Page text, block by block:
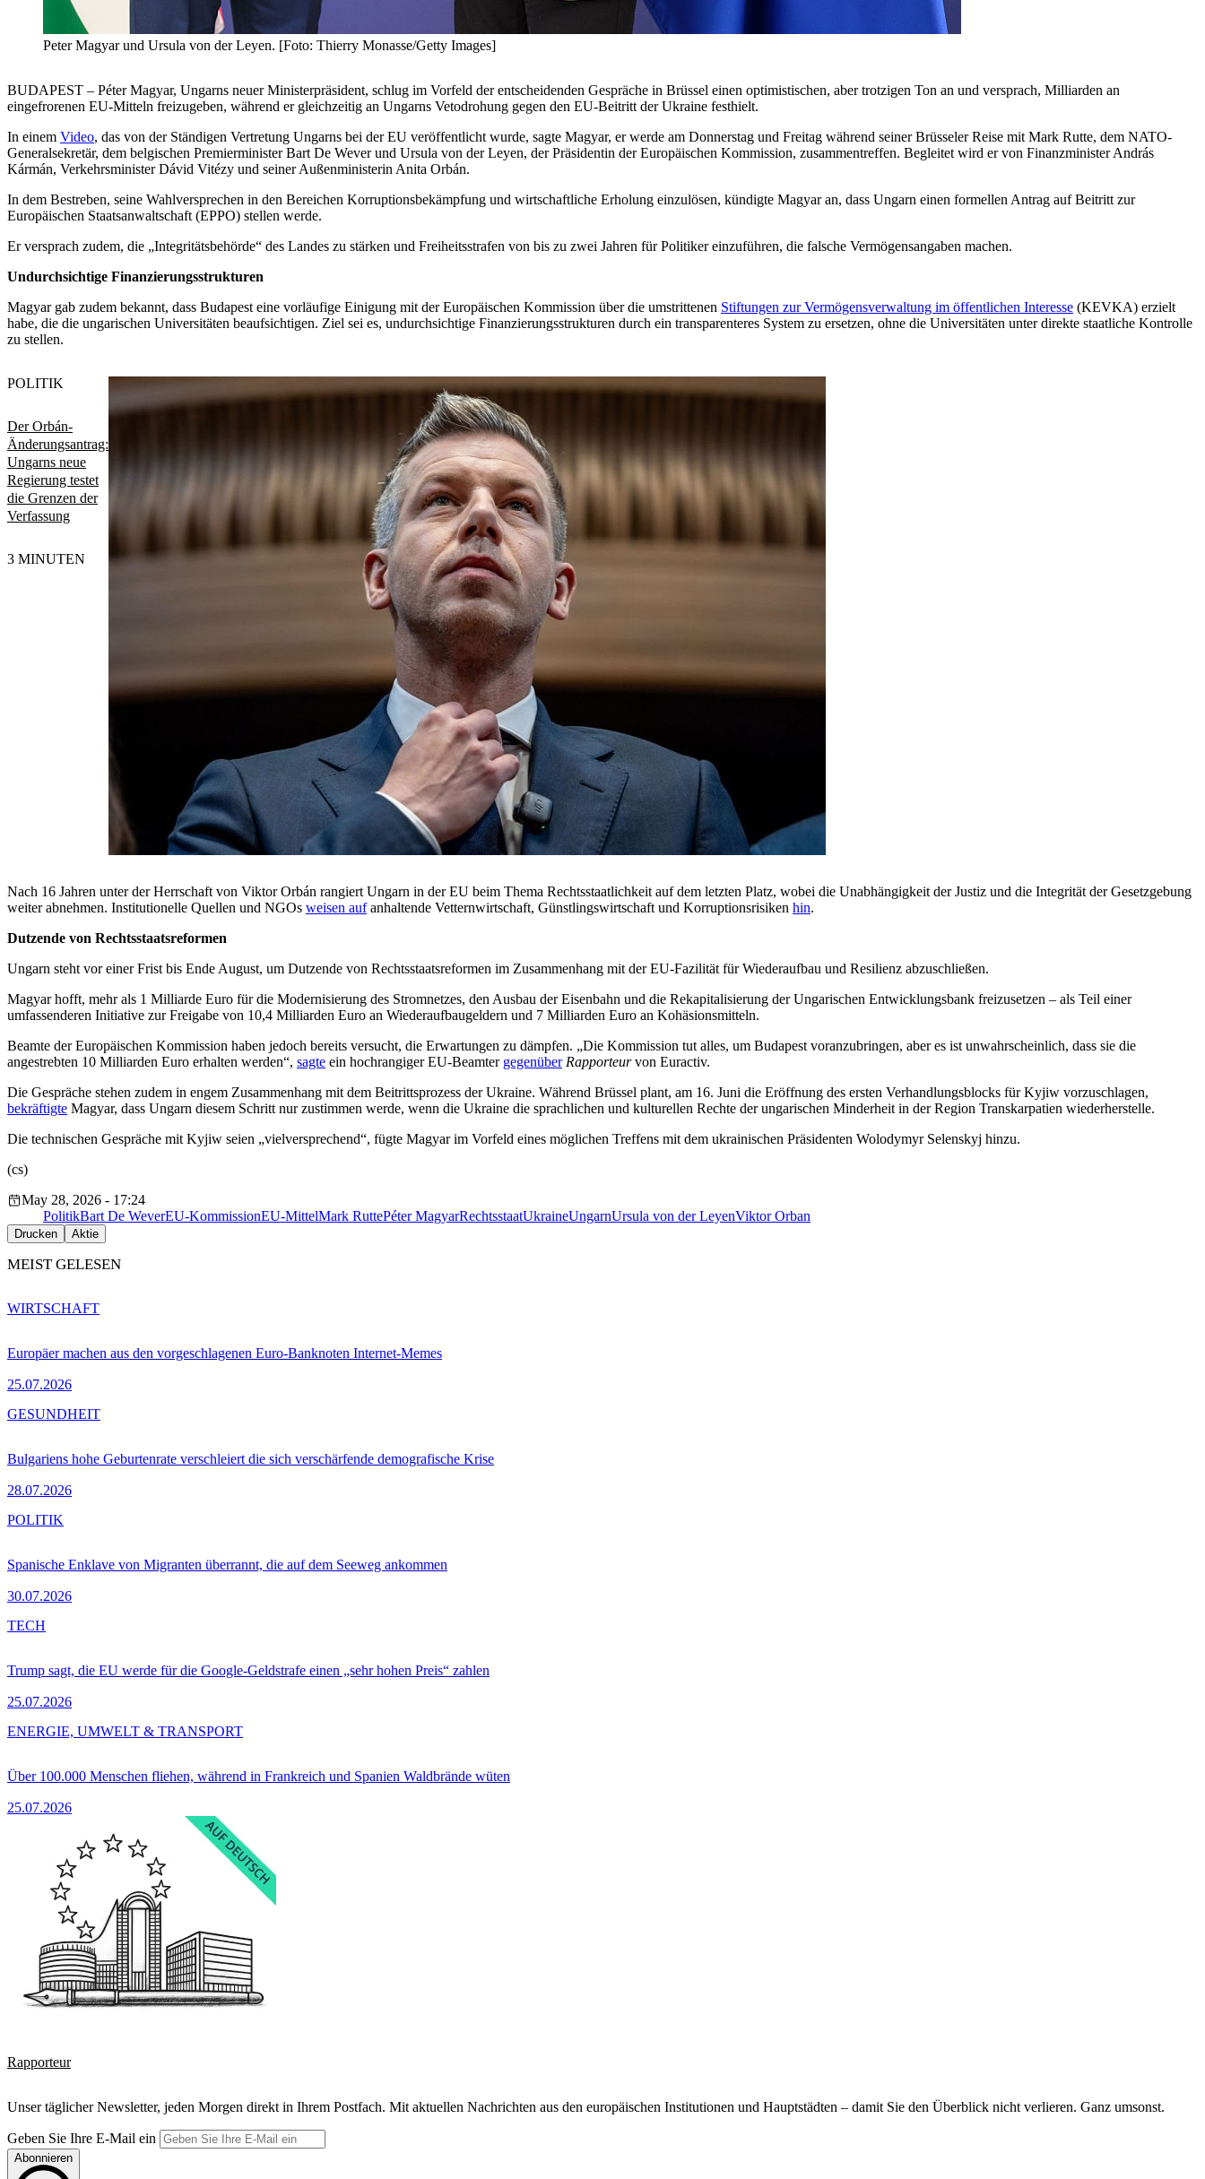
Peter Magyar und Ursula von der Leyen. [Foto: Thierry Monasse/Getty Images]
BUDAPEST – Péter Magyar, Ungarns neuer Ministerpräsident, schlug im Vorfeld der entscheidenden Gespräche in Brüssel einen optimistischen, aber trotzigen Ton an und versprach, Milliarden an
eingefrorenen EU-Mitteln freizugeben, während er gleichzeitig an Ungarns Vetodrohung gegen den EU-Beitritt der Ukraine festhielt.
In einem Video, das von der Ständigen Vertretung Ungarns bei der EU veröffentlicht wurde, sagte Magyar, er werde am Donnerstag und Freitag während seiner Brüsseler Reise mit Mark Rutte, dem NATO-
Generalsekretär, dem belgischen Premierminister Bart De Wever und Ursula von der Leyen, der Präsidentin der Europäischen Kommission, zusammentreffen. Begleitet wird er von Finanzminister András
Kármán, Verkehrsminister Dávid Vitézy und seiner Außenministerin Anita Orbán.
In dem Bestreben, seine Wahlversprechen in den Bereichen Korruptionsbekämpfung und wirtschaftliche Erholung einzulösen, kündigte Magyar an, dass Ungarn einen formellen Antrag auf Beitritt zur
Europäischen Staatsanwaltschaft (EPPO) stellen werde.
Er versprach zudem, die „Integritätsbehörde“ des Landes zu stärken und Freiheitsstrafen von bis zu zwei Jahren für Politiker einzuführen, die falsche Vermögensangaben machen.
Undurchsichtige Finanzierungsstrukturen
Magyar gab zudem bekannt, dass Budapest eine vorläufige Einigung mit der Europäischen Kommission über die umstrittenen Stiftungen zur Vermögensverwaltung im öffentlichen Interesse (KEVKA) erzielt
habe, die die ungarischen Universitäten beaufsichtigen. Ziel sei es, undurchsichtige Finanzierungsstrukturen durch ein transparenteres System zu ersetzen, ohne die Universitäten unter direkte staatliche Kontrolle
zu stellen.
Der Orbán-
Änderungsantrag:
Ungarns neue
Regierung testet
die Grenzen der
Verfassung
POLITIK
3 MINUTEN
Nach 16 Jahren unter der Herrschaft von Viktor Orbán rangiert Ungarn in der EU beim Thema Rechtsstaatlichkeit auf dem letzten Platz, wobei die Unabhängigkeit der Justiz und die Integrität der Gesetzgebung
weiter abnehmen. Institutionelle Quellen und NGOs weisen aufanhaltende Vetternwirtschaft, Günstlingswirtschaft und Korruptionsrisiken hin.
Dutzende von Rechtsstaatsreformen
Ungarn steht vor einer Frist bis Ende August, um Dutzende von Rechtsstaatsreformen im Zusammenhang mit der EU-Fazilität für Wiederaufbau und Resilienz abzuschließen.
Magyar hofft, mehr als 1 Milliarde Euro für die Modernisierung des Stromnetzes, den Ausbau der Eisenbahn und die Rekapitalisierung der Ungarischen Entwicklungsbank freizusetzen – als Teil einer
umfassenderen Initiative zur Freigabe von 10,4 Milliarden Euro an Wiederaufbaugeldern und 7 Milliarden Euro an Kohäsionsmitteln.
Beamte der Europäischen Kommission haben jedoch bereits versucht, die Erwartungen zu dämpfen. „Die Kommission tut alles, um Budapest voranzubringen, aber es ist unwahrscheinlich, dass sie die
angestrebten 10 Milliarden Euro erhalten werden“, sagte ein hochrangiger EU-Beamter gegenüber Rapporteurvon Euractiv.
Die Gespräche stehen zudem in engem Zusammenhang mit dem Beitrittsprozess der Ukraine. Während Brüssel plant, am 16. Juni die Eröffnung des ersten Verhandlungsblocks für Kyjiw vorzuschlagen,
bekräftigte Magyar, dass Ungarn diesem Schritt nur zustimmen werde, wenn die Ukraine die sprachlichen und kulturellen Rechte der ungarischen Minderheit in der Region Transkarpatien wiederherstelle.
Die technischen Gespräche mit Kyjiw seien „vielversprechend“, fügte Magyar im Vorfeld eines möglichen Treffens mit dem ukrainischen Präsidenten Wolodymyr Selenskyj hinzu.
(cs)
May 28, 2026 - 17:24
PolitikBart De WeverEU-KommissionEU-MittelMark RuttePéter MagyarRechtsstaatUkraineUngarnUrsula von der LeyenViktor Orban
Drucken Aktie
MEIST GELESEN
Europäer machen aus den vorgeschlagenen Euro-Banknoten Internet-Memes
25.07.2026
WIRTSCHAFT
Bulgariens hohe Geburtenrate verschleiert die sich verschärfende demografische Krise
28.07.2026
GESUNDHEIT
Spanische Enklave von Migranten überrannt, die auf dem Seeweg ankommen
30.07.2026
POLITIK
Trump sagt, die EU werde für die Google-Geldstrafe einen „sehr hohen Preis“ zahlen
25.07.2026
TECH
Über 100.000 Menschen fliehen, während in Frankreich und Spanien Waldbrände wüten
25.07.2026
ENERGIE, UMWELT & TRANSPORT
Rapporteur
Unser täglicher Newsletter, jeden Morgen direkt in Ihrem Postfach. Mit aktuellen Nachrichten aus den europäischen Institutionen und Hauptstädten – damit Sie den Überblick nicht verlieren. Ganz umsonst.
Geben Sie Ihre E-Mail ein
Abonnieren